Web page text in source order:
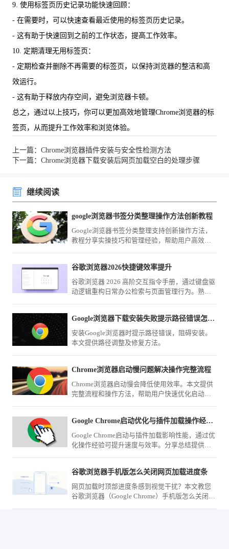
9. 使用标签页历史记录功能快速回顾：
- 在需要时，可以快速查看最近使用的标签页历史记录。
- 这有助于快速回到之前的工作状态，提高工作效率。
10. 定期清理无用标签页：
- 定期检查并删除不再需要的标签页，以保持浏览器的整洁和高
效运行。
- 这有助于释放内存空间，避免浏览器卡顿。
总之，通过以上技巧，你可以更加高效地管理Chrome浏览器的标
签页，从而提升工作效率和浏览体验。
上一篇：Chrome浏览器插件安装与安全性检测方法
下一篇：Chrome浏览器下载安装后网页加载空白的处理步骤
继续阅读
google浏览器书签分类整理操作方法创新教程
Google浏览器书签分类整理支持创新操作方法，
教程分享实操技巧和管理经验，帮助用户高效整
谷歌浏览器2026快捷键效率提升
谷歌浏览器 2026 高阶交互指令手册，通过键盘驱
动逻辑重构日常办公检索与页面管理行为。熟练
Google浏览器下载安装失败提示路径错误怎么办
安装Google浏览器时提示路径错误，阻碍安装。
本文提供路径调整及修复方法。
Chrome浏览器启动慢问题解决操作完整流程
Chrome浏览器启动慢会降低使用效率。本文提供
完整流程和操作方法，帮助用户快速优化启动速
Google Chrome启动优化与插件加载操作经验分享
Google Chrome启动与插件加载影响性能，通过优
化操作经验可提升速度与效率。分享总结提供实
谷歌浏览器手机版怎么关闭网页加载进度条
网页加载时顶部进度条感到视觉干扰？本文教您
谷歌浏览器（Google Chrome）手机版怎么关闭网